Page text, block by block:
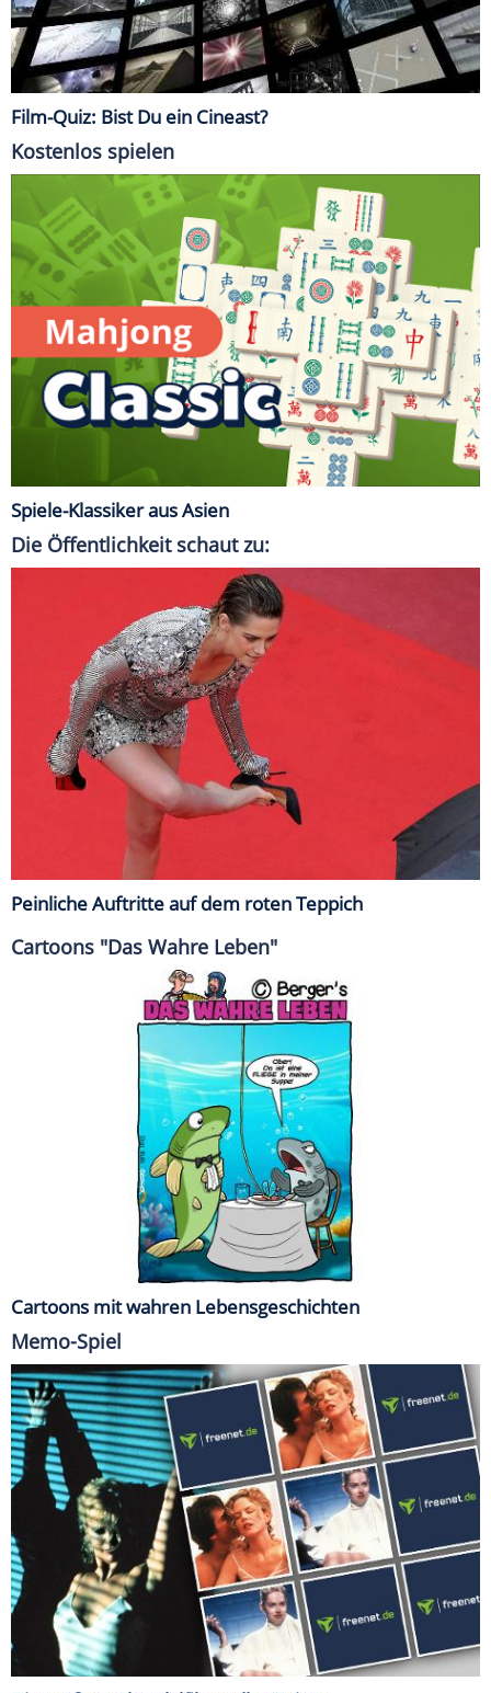
Film-Quiz: Bist Du ein Cineast?
Kostenlos spielen
Spiele-Klassiker aus Asien
Die Öffentlichkeit schaut zu:
Peinliche Auftritte auf dem roten Teppich
Cartoons "Das Wahre Leben"
Cartoons mit wahren Lebensgeschichten
Memo-Spiel